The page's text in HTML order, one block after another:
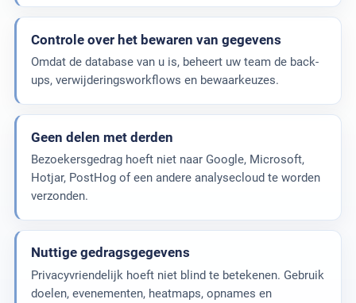
Controle over het bewaren van gegevens
Omdat de database van u is, beheert uw team de back-
ups, verwijderingsworkflows en bewaarkeuzes.
Geen delen met derden
Bezoekersgedrag hoeft niet naar Google, Microsoft,
Hotjar, PostHog of een andere analysecloud te worden
verzonden.
Nuttige gedragsgegevens
Privacyvriendelijk hoeft niet blind te betekenen. Gebruik
doelen, evenementen, heatmaps, opnames en